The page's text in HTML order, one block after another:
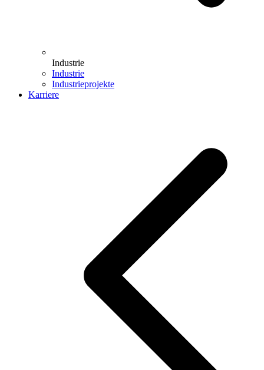
Industrie
Industrie
Industrieprojekte
Karriere